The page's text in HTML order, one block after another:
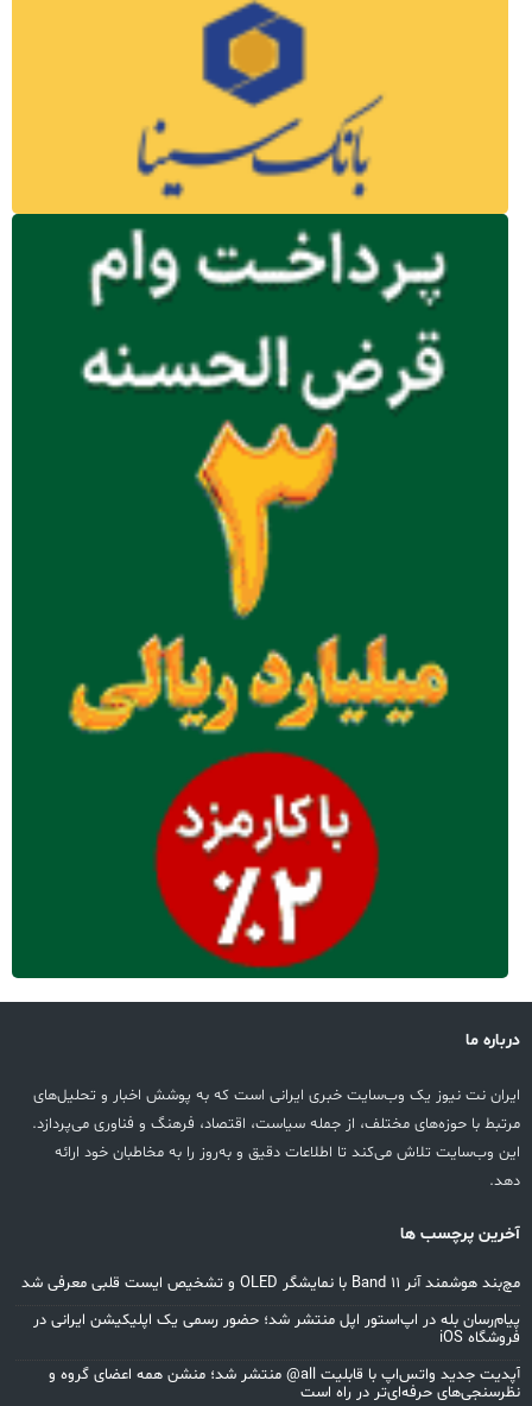
درباره ما
ایران نت نیوز یک وب‌سایت خبری ایرانی است که به پوشش اخبار و تحلیل‌های
مرتبط با حوزه‌های مختلف، از جمله سیاست، اقتصاد، فرهنگ و فناوری می‌پردازد.
این وب‌سایت تلاش می‌کند تا اطلاعات دقیق و به‌روز را به مخاطبان خود ارائه
دهد.
آخرین پرچسب ها
مچ‌بند هوشمند آنر Band 11 با نمایشگر OLED و تشخیص ایست قلبی معرفی شد
پیام‌رسان بله در اپ‌استور اپل منتشر شد؛ حضور رسمی یک اپلیکیشن ایرانی در
فروشگاه iOS
آپدیت جدید واتس‌اپ با قابلیت all@ منتشر شد؛ منشن همه اعضای گروه و
نظرسنجی‌های حرفه‌ای‌تر در راه است